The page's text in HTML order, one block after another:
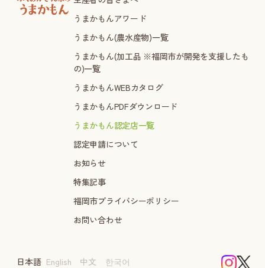
うまかもんアワード
うまかもん(農水産物)一覧
うまかもん(加工品 ※福岡市が開発を支援したも
の)一覧
うまかもんWEBカタログ
うまかもんPDFダウンロード
うまかもん認定店一覧
認定申請について
お知らせ
特集記事
福岡市プライバシーポリシー
お問い合わせ
日本語 English 中文 한국어